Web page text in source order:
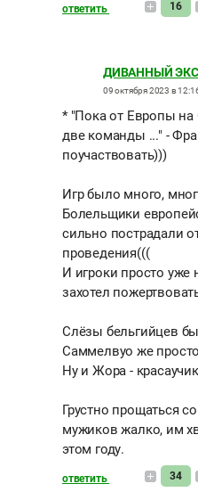
ответить 16
ДИВАННЫЙ
09 октября 2023 в
* "Пока от Европы
две команды ..." -
поучаствовать)))
Игр было много,
Болельщики
сильно пострадали
проведения(((
И игроки просто уже
захотел
Слёзы бельгийцев
Саммелвуо же
Ну и Жора -
Грустно прощаться
мужиков жалко, им
этом году.
ответить 34